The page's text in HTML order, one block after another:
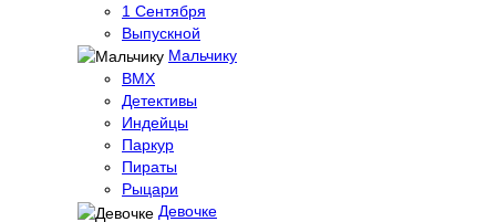
1 Сентября
Выпускной
Мальчику
BMX
Детективы
Индейцы
Паркур
Пираты
Рыцари
Девочке